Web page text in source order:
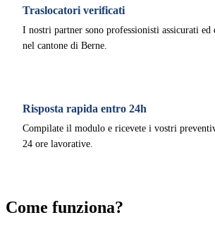
Traslocatori verificati
I nostri partner sono professionisti assicurati ed
nel cantone di Berne.
Risposta rapida entro 24h
Compilate il modulo e ricevete i vostri
24 ore lavorative.
Come funziona?